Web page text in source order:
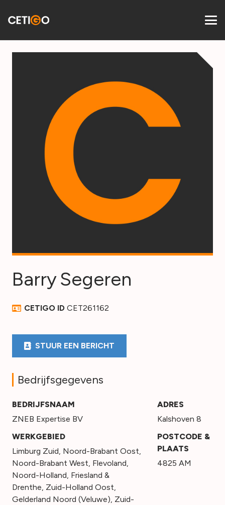
BarrySegeren
CETIGO IDCET261162
STUUR EEN BERICHT
Bedrijfsgegevens
BEDRIJFSNAAM
ZNEB Expertise BV
WERKGEBIED
Limburg Zuid, Noord-Brabant Oost,
Noord-Brabant West, Flevoland,
Noord-Holland, Friesland &
Drenthe, Zuid-Holland Oost,
Gelderland Noord (Veluwe), Zuid-
ADRES
Kalshoven 8
POSTCODE &
PLAATS
4825 AM